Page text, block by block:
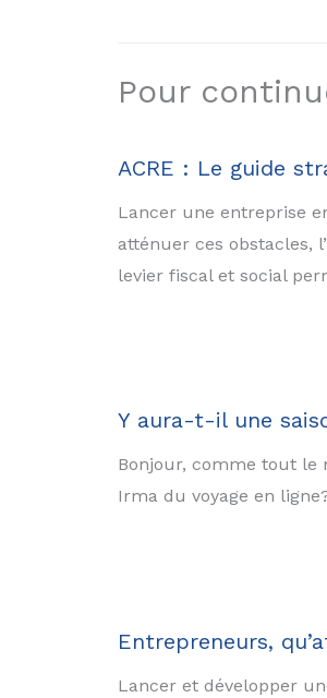
Pour
ACRE : Le guide
Lancer une entreprise
atténuer ces obstacles,
levier fiscal et social
Y aura-t-il une
Bonjour, comme tout le
Irma du voyage en
Entrepreneurs,
Lancer et développer